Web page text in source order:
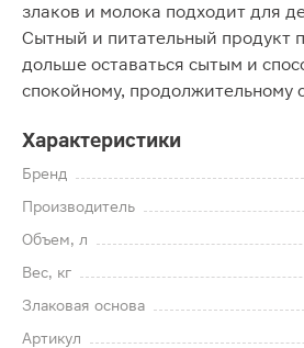
злаков и молока подходит для
Сытный и питательный продукт
дольше оставаться сытым и
спокойному, продолжительному
Характеристики
Бренд
Производитель
Объем, л
Вес, кг
Злаковая основа
Артикул